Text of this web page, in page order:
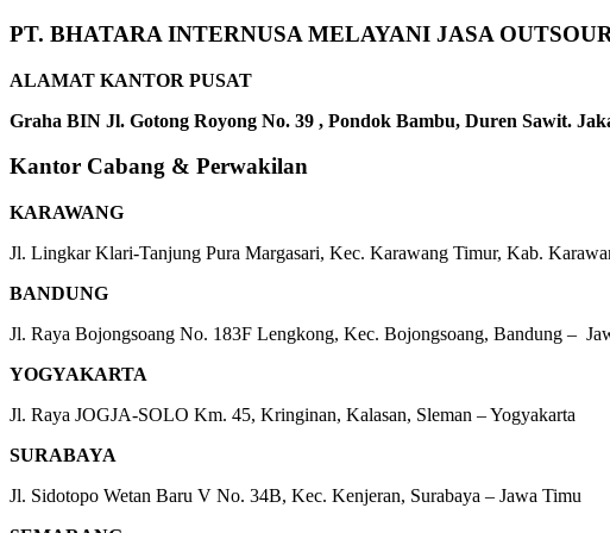
PT. BHATARA INTERNUSA MELAYANI JASA
ALAMAT KANTOR PUSAT
Graha BIN Jl. Gotong Royong No. 39 , Pondok Bambu, Duren Sawit.
Kantor Cabang & Perwakilan
KARAWANG
Jl. Lingkar Klari-Tanjung Pura Margasari, Kec. Karawang Timur, Kab.
BANDUNG
Jl. Raya Bojongsoang No. 183F Lengkong, Kec. Bojongsoang, Bandung –
YOGYAKARTA
Jl. Raya JOGJA-SOLO Km. 45, Kringinan, Kalasan, Sleman – Yogyakarta
SURABAYA
Jl. Sidotopo Wetan Baru V No. 34B, Kec. Kenjeran, Surabaya – Jawa Timu